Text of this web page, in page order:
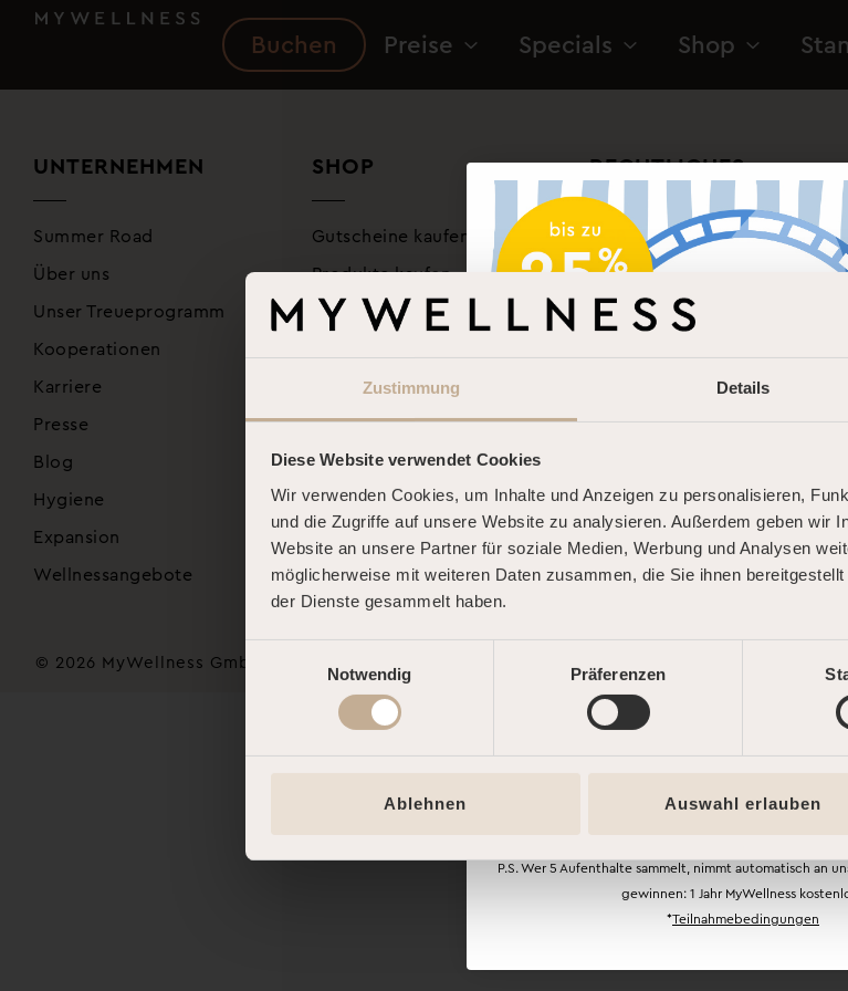
Zustimmung Details
Diese Website verwendet Cookies
Wir verwenden Cookies, um Inhalte und Anzeigen zu personalisieren,
und die Zugriffe auf unsere Website zu analysieren. Außerdem geben wir
Website an unsere Partner für soziale Medien, Werbung und Analysen
möglicherweise mit weiteren Daten zusammen, die Sie ihnen
der Dienste gesammelt haben.
Notwendig
Präferenzen
Ablehnen Auswahl erlauben
Buchen Preise Specials Shop
UNTERNEHMEN
Summer Road
Über uns
Unser Treueprogramm
Kooperationen
Karriere
Presse
Blog
Hygiene
Expansion
Wellnessangebote
SHOP
Gutscheine kaufen
Produkte kaufen
Zum Shop
RECHTLICHES
AGB
Teilnahmebedingungen
Hausordnung
Impressum
ändern
© 2026 MyWellness GmbH
DOLCE FAR
DEINE SOMMER-
Summer Road – mit bis zu 25
öfter Du kommst, desto mehr
erster Code wartet schon
JETZT STARTEN
P.S. Wer 5 Aufenthalte sammelt, nimmt automatisch an
gewinnen: 1 Jahr MyWellness
*Teilnahmebedingungen